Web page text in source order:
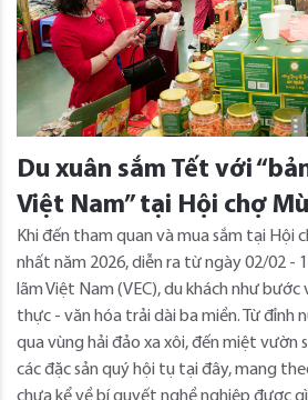
Du xuân sắm Tết với
Việt Nam” tại Hội chợ
Khi đến tham quan và mua sắm tại Hội
nhất năm 2026, diễn ra từ ngày 02/02 -
lãm Việt Nam (VEC), du khách như
thực - văn hóa trải dài ba miền. Từ đỉnh
qua vùng hải đảo xa xôi, đến miệt vườn
các đặc sản quý hội tụ tại đây, mang
chưa kể về bí quyết nghề nghiệp được